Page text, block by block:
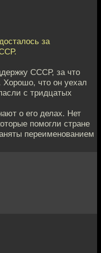
за
СССР, за что
Хорошо, что он уехал
с тридцатых
о его делах. Нет
помогли стране
переименованием